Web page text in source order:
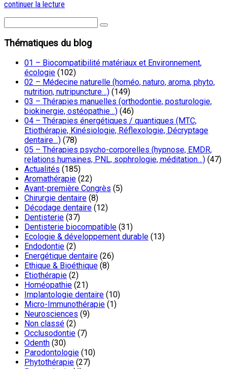
continuer la lecture
Thématiques du blog
01 – Biocompatibilité matériaux et Environnement,
écologie (102)
02 – Médecine naturelle (homéo, naturo, aroma, phyto,
nutrition, nutripuncture…) (149)
03 – Thérapies manuelles (orthodontie, posturologie,
biokinergie, ostéopathie…) (46)
04 – Thérapies énergétiques / quantiques (MTC,
Etiothérapie, Kinésiologie, Réflexologie, Décryptage
dentaire…) (78)
05 – Thérapies psycho-corporelles (hypnose, EMDR,
relations humaines, PNL, sophrologie, méditation…) (47)
Actualités (185)
Aromathérapie (22)
Avant-première Congrès (5)
Chirurgie dentaire (8)
Décodage dentaire (12)
Dentisterie (37)
Dentisterie biocompatible (31)
Ecologie & développement durable (13)
Endodontie (2)
Energétique dentaire (26)
Ethique & Bioéthique (8)
Etiothérapie (2)
Homéopathie (21)
Implantologie dentaire (10)
Micro-Immunothérapie (1)
Neurosciences (9)
Non classé (2)
Occlusodontie (7)
Odenth (30)
Parodontologie (10)
Phytothérapie (27)